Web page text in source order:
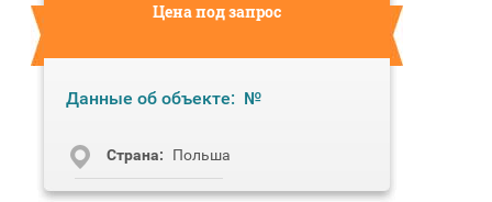
Цена под запрос
Данные об объекте: №
Cтрана: Польша